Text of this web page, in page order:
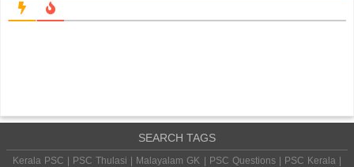
SEARCH TAGS
Kerala PSC | PSC Thulasi | Malayalam GK | PSC Questions | PSC Kerala |